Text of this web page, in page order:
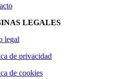
LEGALES
legal
de privacidad
de cookies